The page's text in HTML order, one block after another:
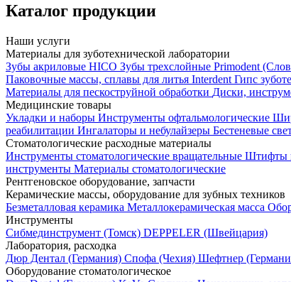
Каталог продукции
Наши услуги
Материалы для зуботехнической лаборатории
Зубы акриловые HICO Зубы трехслойные Primodent
Паковочные массы, сплавы для литья Interdent Гипс
Материалы для пескоструйной обработки Диски,
Медицинские товары
Укладки и наборы Инструменты офтальмологические
реабилитации Ингалаторы и небулайзеры Бестеневые
Стоматологические расходные материалы
Инструменты стоматологические вращательные Штифты
инструменты Материалы стоматологические
Рентгеновское оборудование, запчасти
Керамические массы, оборудование для зубных техников
Безметалловая керамика Металлокерамическая масса
Инструменты
Cибмединструмент (Томск) DEPPELER (Швейцария)
Лаборатория, расходка
Дюр Дентал (Германия) Спофа (Чехия) Шефтнер
Оборудование стоматологическое